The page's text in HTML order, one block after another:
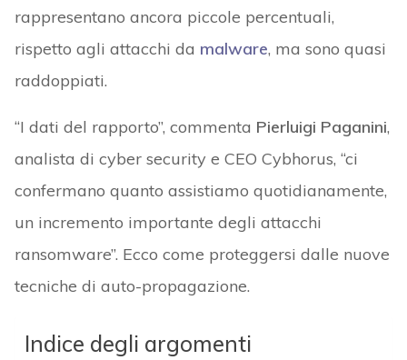
rappresentano ancora piccole percentuali,
rispetto agli attacchi da malware, ma sono quasi
raddoppiati.
“I dati del rapporto”, commenta Pierluigi Paganini,
analista di cyber security e CEO Cybhorus, “ci
confermano quanto assistiamo quotidianamente,
un incremento importante degli attacchi
ransomware”. Ecco come proteggersi dalle nuove
tecniche di auto-propagazione.
Indice degli argomenti